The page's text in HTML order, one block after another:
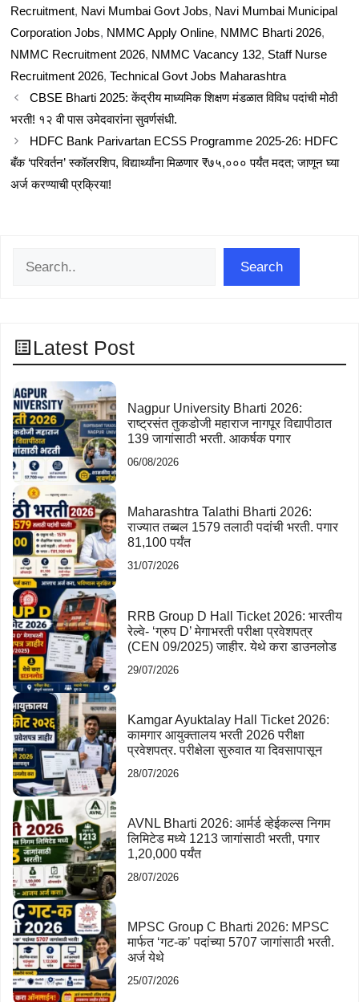
Recruitment, Navi Mumbai Govt Jobs, Navi Mumbai Municipal
Corporation Jobs, NMMC Apply Online, NMMC Bharti 2026,
NMMC Recruitment 2026, NMMC Vacancy 132, Staff Nurse
Recruitment 2026, Technical Govt Jobs Maharashtra
CBSE Bharti 2025: केंद्रीय माध्यमिक शिक्षण मंडळात विविध पदांची मोठी
भरती! १२ वी पास उमेदवारांना सुवर्णसंधी.
HDFC Bank Parivartan ECSS Programme 2025-26: HDFC
बँक ‘परिवर्तन’ स्कॉलरशिप, विद्यार्थ्यांना मिळणार ₹७५,००० पर्यंत मदत; जाणून घ्या
अर्ज करण्याची प्रक्रिया!
Search
Latest Post
Nagpur University Bharti 2026:
राष्ट्रसंत तुकडोजी महाराज नागपूर विद्यापीठात
139 जागांसाठी भरती. आकर्षक पगार
06/08/2026
Maharashtra Talathi Bharti 2026:
राज्यात तब्बल 1579 तलाठी पदांची भरती. पगार
81,100 पर्यंत
31/07/2026
RRB Group D Hall Ticket 2026: भारतीय
रेल्वे- ‘ग्रुप D’ मेगाभरती परीक्षा प्रवेशपत्र
(CEN 09/2025) जाहीर. येथे करा डाउनलोड
29/07/2026
Kamgar Ayuktalay Hall Ticket 2026:
कामगार आयुक्तालय भरती 2026 परीक्षा
प्रवेशपत्र. परीक्षेला सुरुवात या दिवसापासून
28/07/2026
AVNL Bharti 2026: आर्मर्ड व्हेईकल्स निगम
लिमिटेड मध्ये 1213 जागांसाठी भरती, पगार
1,20,000 पर्यंत
28/07/2026
MPSC Group C Bharti 2026: MPSC
मार्फत ‘गट-क’ पदांच्या 5707 जागांसाठी भरती.
अर्ज येथे
25/07/2026